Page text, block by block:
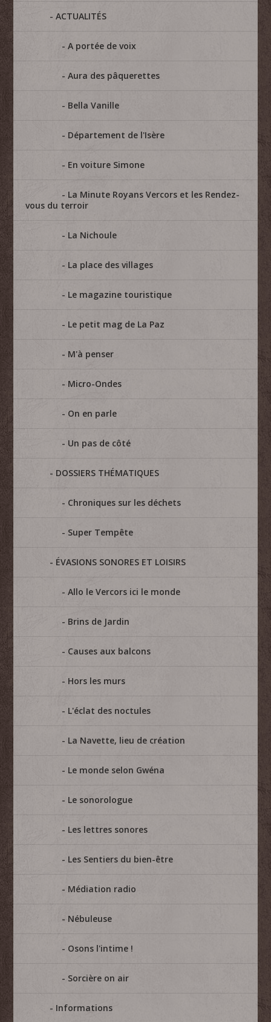
ACTUALITÉS
A portée de voix
Aura des pâquerettes
Bella Vanille
Département de l'Isère
En voiture Simone
La Minute Royans Vercors et les Rendez-
vous du terroir
La Nichoule
La place des villages
Le magazine touristique
Le petit mag de La Paz
M'à penser
Micro-Ondes
On en parle
Un pas de côté
DOSSIERS THÉMATIQUES
Chroniques sur les déchets
Super Tempête
ÉVASIONS SONORES ET LOISIRS
Allo le Vercors ici le monde
Brins de Jardin
Causes aux balcons
Hors les murs
L'éclat des noctules
La Navette, lieu de création
Le monde selon Gwéna
Le sonorologue
Les lettres sonores
Les Sentiers du bien-être
Médiation radio
Nébuleuse
Osons l'intime !
Sorcière on air
Informations